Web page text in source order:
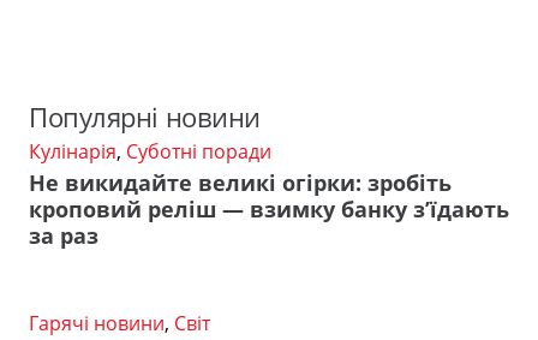
Популярні новини
Кулінарія, Суботні поради
Не викидайте великі огірки: зробіть
кроповий реліш — взимку банку з’їдають
за раз
Гарячі новини, Світ